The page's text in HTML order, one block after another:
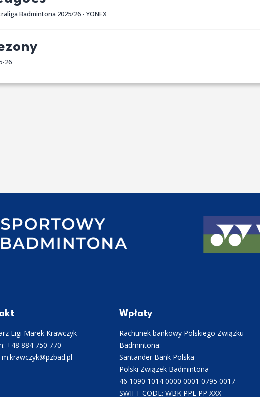
Badmintona 2025/26 - YONEX
26
Ligi Marek Krawczyk
+48 884 750 770
Wpłaty
Rachunek bankowy Polskiego Związku
Badmintona:
Santander Bank Polska
Polski Związek Badmintona
46 1090 1014 0000 0001 0795 0017
SWIFT CODE: WBK PPL PP XXX